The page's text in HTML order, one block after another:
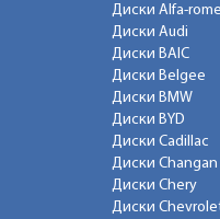
Диски Alfa-
Диски Audi
Диски BAIC
Диски Belgee
Диски BMW
Диски BYD
Диски Cadillac
Диски Changan
Диски Chery
Диски